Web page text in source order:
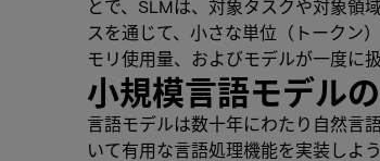
とで、SLMは、対象タスクや対象領
スを通じて、小さな単位（トークン
モリ使用量、およびモデルが一度に
小規模言語モデル
言語モデルは数十年にわたり自然言
いて有用な言語処理機能を実装しよ